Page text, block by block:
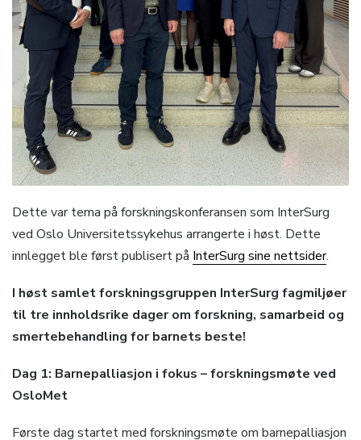
Dette var tema på forskningskonferansen som InterSurg
ved Oslo Universitetssykehus arrangerte i høst. Dette
innlegget ble først publisert på InterSurg sine nettsider.
I høst samlet forskningsgruppen InterSurg fagmiljøer
til tre innholdsrike dager om forskning, samarbeid og
smertebehandling for barnets beste!
Dag 1: Barnepalliasjon i fokus – forskningsmøte ved
OsloMet
Første dag startet med forskningsmøte om barnepalliasjon